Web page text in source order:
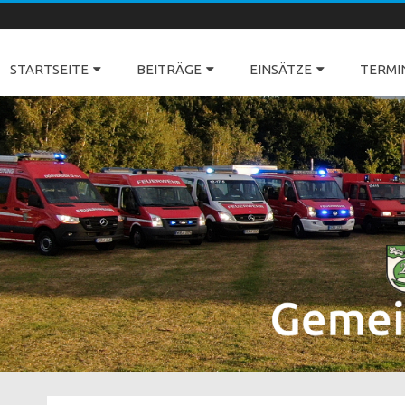
STARTSEITE BEITRÄGE EINSÄTZE